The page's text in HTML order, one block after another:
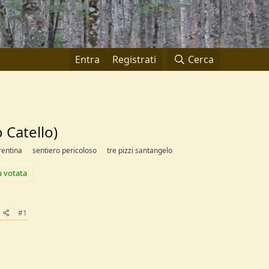
Entra Registrati Cerca
Catello)
sentiero pericoloso tre pizzi santangelo
votata
#1